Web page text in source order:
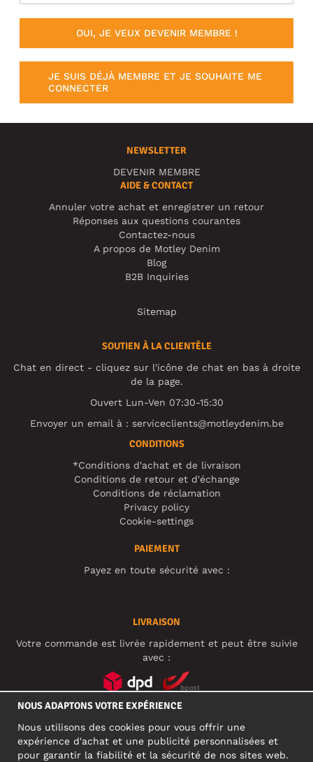
OUI, JE VEUX DEVENIR MEMBRE !
JE SUIS DÉJÀ MEMBRE ET JE SOUHAITE ME
CONNECTER
NEWSLETTER
DEVENIR MEMBRE
AIDE & CONTACT
Annuler votre achat et enregistrer un retour
Réponses aux questions courantes
Contactez-nous
A propos de Motley Denim
Blog
B2B Inquiries
Sitemap
SOUTIEN À LA CLIENTÈLE
Chat en direct - cliquez sur l'icône de chat en bas à droite
de la page.
Ouvert Lun-Ven 07:30-15:30
Envoyer un email à : serviceclients@motleydenim.be
CONDITIONS
*Conditions d'achat et de livraison
Conditions de retour et d'échange
Conditions de réclamation
Privacy policy
Cookie-settings
PAIEMENT
Payez en toute sécurité avec :
LIVRAISON
Votre commande est livrée rapidement et peut être suivie
avec :
NOUS ADAPTONS VOTRE EXPÉRIENCE
Nous utilisons des cookies pour vous offrir une
expérience d'achat et une publicité personnalisées et
pour garantir la fiabilité et la sécurité de nos sites web.